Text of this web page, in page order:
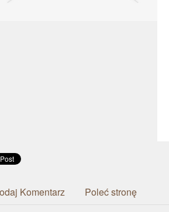
Komentarz Poleć stronę